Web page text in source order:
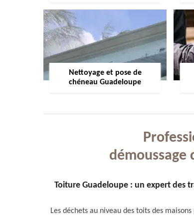
Nettoyage et pose de
chéneau Guadeloupe
démoussage
Toiture Guadeloupe : un expert des
Les déchets au niveau des toits des